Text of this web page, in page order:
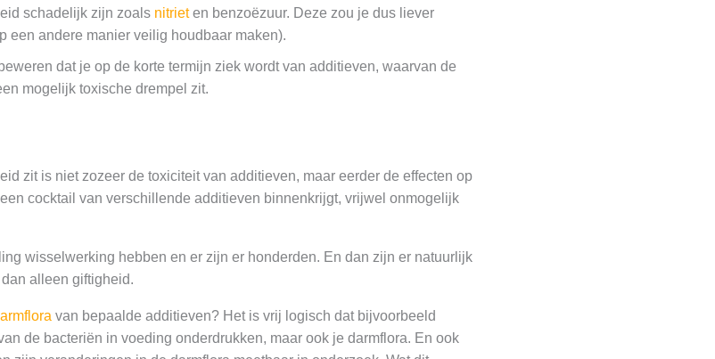
schadelijk zijn zoals nitrieten benzoëzuur. Deze zou je dus liever
een andere manier veilig houdbaar maken).
dat je op de korte termijn ziek wordt van additieven, waarvan de
mogelijk toxische drempel zit.
zit is niet zozeer de toxiciteit van additieven, maar eerder de effecten op
cocktail van verschillende additieven binnenkrijgt, vrijwel onmogelijk
wisselwerking hebben en er zijn er honderden. En dan zijn er natuurlijk
alleen giftigheid.
van bepaalde additieven? Het is vrij logisch dat bijvoorbeeld
de bacteriën in voeding onderdrukken, maar ook je darmflora. En ook